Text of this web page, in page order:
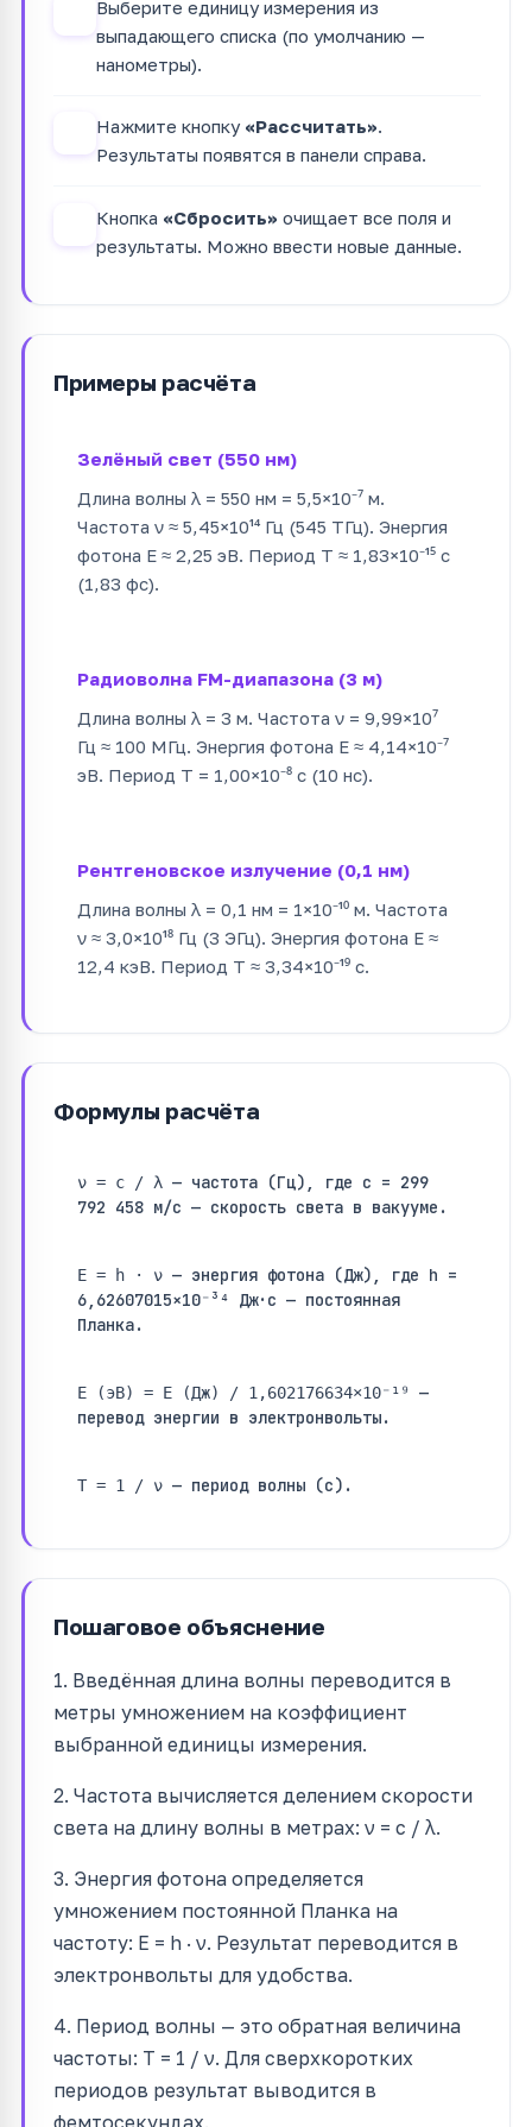
Выберите единицу измерения из
выпадающего списка (по умолчанию —
нанометры).
Нажмите кнопку «Рассчитать».
Результаты появятся в панели справа.
Кнопка «Сбросить» очищает все поля и
результаты. Можно ввести новые данные.
Примеры расчёта
Зелёный свет (550 нм)
Длина волны λ = 550 нм = 5,5×10⁻⁷ м.
Частота ν ≈ 5,45×10¹⁴ Гц (545 ТГц). Энергия
фотона E ≈ 2,25 эВ. Период T ≈ 1,83×10⁻¹⁵ с
(1,83 фс).
Радиоволна FM-диапазона (3 м)
Длина волны λ = 3 м. Частота ν = 9,99×10⁷
Гц ≈ 100 МГц. Энергия фотона E ≈ 4,14×10⁻⁷
эВ. Период T = 1,00×10⁻⁸ с (10 нс).
Рентгеновское излучение (0,1 нм)
Длина волны λ = 0,1 нм = 1×10⁻¹⁰ м. Частота
ν ≈ 3,0×10¹⁸ Гц (3 ЭГц). Энергия фотона E ≈
12,4 кэВ. Период T ≈ 3,34×10⁻¹⁹ с.
Формулы расчёта
ν = c / λ — частота (Гц), где c = 299
792 458 м/с — скорость света в вакууме.
E = h · ν — энергия фотона (Дж), где h =
6,62607015×10⁻³⁴ Дж·с — постоянная
Планка.
E (эВ) = E (Дж) / 1,602176634×10⁻¹⁹ —
перевод энергии в электронвольты.
T = 1 / ν — период волны (с).
Пошаговое объяснение
1. Введённая длина волны переводится в
метры умножением на коэффициент
выбранной единицы измерения.
2. Частота вычисляется делением скорости
света на длину волны в метрах: ν = c / λ.
3. Энергия фотона определяется
умножением постоянной Планка на
частоту: E = h · ν. Результат переводится в
электронвольты для удобства.
4. Период волны — это обратная величина
частоты: T = 1 / ν. Для сверхкоротких
периодов результат выводится в